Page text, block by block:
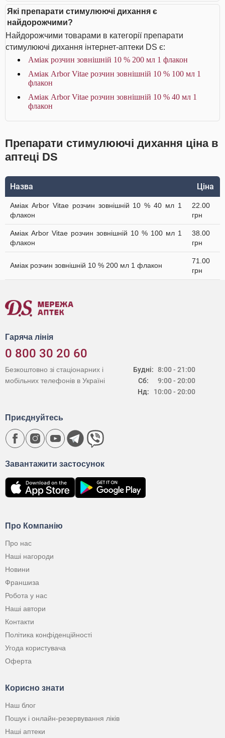
Які препарати стимулюючі дихання є
найдорожчими?
Найдорожчими товарами в категорії препарати
стимулюючі дихання інтернет-аптеки DS є:
Аміак розчин зовнішній 10 % 200 мл 1 флакон
Аміак Arbor Vitae розчин зовнішній 10 % 100 мл 1
флакон
Аміак Arbor Vitae розчин зовнішній 10 % 40 мл 1
флакон
Препарати стимулюючі дихання ціна в
аптеці DS
Назва Ціна
Аміак Arbor Vitae розчин зовнішній 10 % 40 мл 1
флакон
22.00
грн
Аміак Arbor Vitae розчин зовнішній 10 % 100 мл 1
флакон
38.00
грн
Аміак розчин зовнішній 10 % 200 мл 1 флакон
71.00
грн
Гаряча лінія
0 800 30 20 60
Будні:
Сб:
Нд:
8:00 - 21:00
9:00 - 20:00
10:00 - 20:00
Безкоштовно зі стаціонарних і
мобільних телефонів в Україні
Про Компанію
Про нас
Наші нагороди
Новини
Франшиза
Робота у нас
Наші автори
Контакти
Політика конфіденційності
Угода користувача
Оферта
Корисно знати
Наш блог
Пошук і онлайн-резервування ліків
Наші аптеки
Завантажити застосунок
Приєднуйтесь